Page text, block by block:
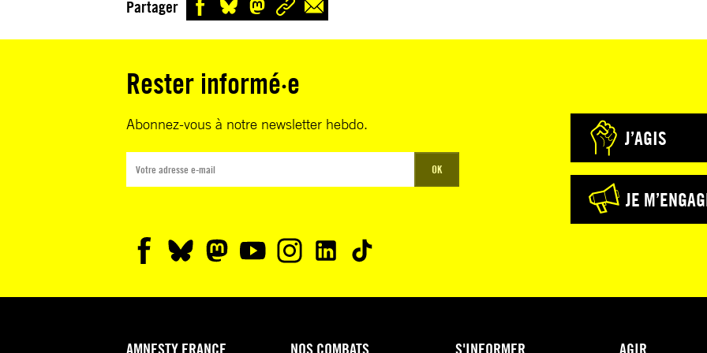
Partager
Rester informé·e
Abonnez-vous à notre newsletter hebdo.
OK
J’AGIS
JE
AMNESTY FRANCE NOS COMBATS S'INFORMER AGIR